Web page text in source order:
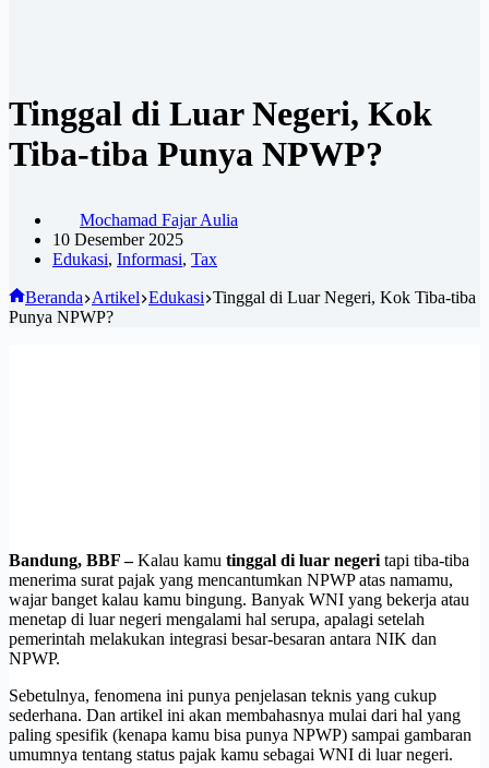
Tinggal di Luar Negeri, Kok
Tiba-tiba Punya NPWP?
Mochamad Fajar Aulia
10 Desember 2025
Edukasi, Informasi, Tax
Beranda Artikel Edukasi Tinggal di Luar Negeri, Kok Tiba-tiba
Punya NPWP?
Bandung, BBF –Kalau kamu tinggal di luar negeri tapi tiba-tiba
menerima surat pajak yang mencantumkan NPWP atas namamu,
wajar banget kalau kamu bingung. Banyak WNI yang bekerja atau
menetap di luar negeri mengalami hal serupa, apalagi setelah
pemerintah melakukan integrasi besar-besaran antara NIK dan
NPWP.
Sebetulnya, fenomena ini punya penjelasan teknis yang cukup
sederhana. Dan artikel ini akan membahasnya mulai dari hal yang
paling spesifik (kenapa kamu bisa punya NPWP) sampai gambaran
umumnya tentang status pajak kamu sebagai WNI di luar negeri.